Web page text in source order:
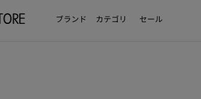
ブランド カテゴリ セール